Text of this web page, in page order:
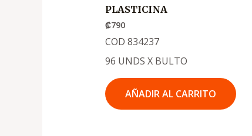
PLASTICINA
₡790
COD 834237
96 UNDS X BULTO
AÑADIR AL CARRITO